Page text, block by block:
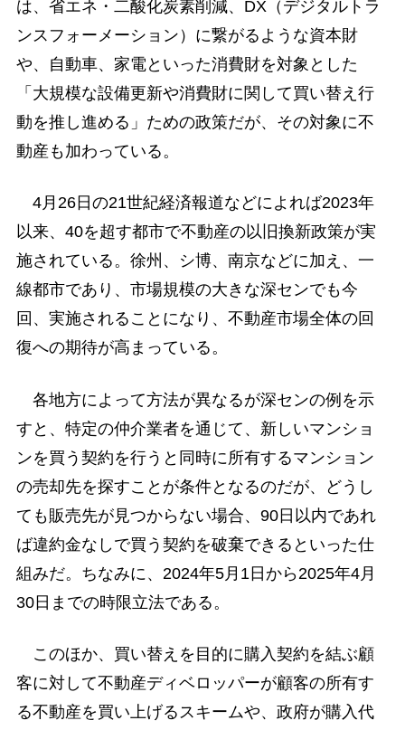
は、省エネ・二酸化炭素削減、DX（デジタルトラ
ンスフォーメーション）に繋がるような資本財
や、自動車、家電といった消費財を対象とした
「大規模な設備更新や消費財に関して買い替え行
動を推し進める」ための政策だが、その対象に不
動産も加わっている。
4月26日の21世紀経済報道などによれば2023年
以来、40を超す都市で不動産の以旧換新政策が実
施されている。徐州、シ博、南京などに加え、一
線都市であり、市場規模の大きな深センでも今
回、実施されることになり、不動産市場全体の回
復への期待が高まっている。
各地方によって方法が異なるが深センの例を示
すと、特定の仲介業者を通じて、新しいマンショ
ンを買う契約を行うと同時に所有するマンション
の売却先を探すことが条件となるのだが、どうし
ても販売先が見つからない場合、90日以内であれ
ば違約金なしで買う契約を破棄できるといった仕
組みだ。ちなみに、2024年5月1日から2025年4月
30日までの時限立法である。
このほか、買い替えを目的に購入契約を結ぶ顧
客に対して不動産ディベロッパーが顧客の所有す
る不動産を買い上げるスキームや、政府が購入代